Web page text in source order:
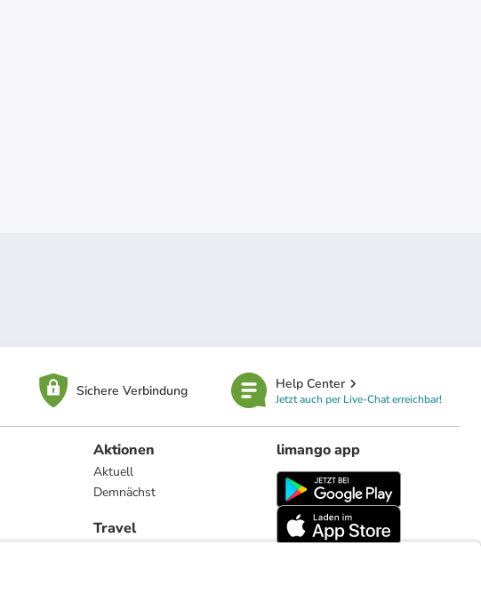
Sichere Verbindung Help Center
Jetzt auch per Live-Chat erreichbar!
Aktionen
Aktuell
Demnächst
Travel
limango app